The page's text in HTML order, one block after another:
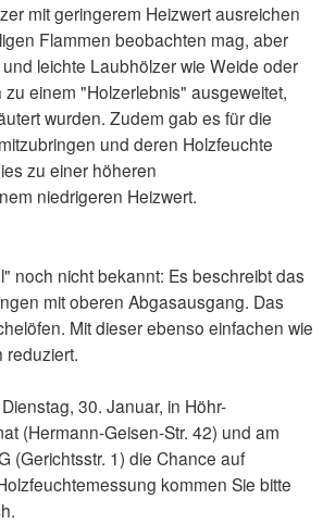
mit geringerem Heizwert ausreichen
Flammen beobachten mag, aber
leichte Laubhölzer wie Weide oder
einem "Holzerlebnis" ausgeweitet,
wurden. Zudem gab es für die
und deren Holzfeuchte
zu einer höheren
niedrigeren Heizwert.
noch nicht bekannt: Es beschreibt das
mit oberen Abgasausgang. Das
Mit dieser ebenso einfachen wie
reduziert.
30. Januar, in Höhr-
(Hermann-Geisen-Str. 42) und am
(Gerichtsstr. 1) die Chance auf
kommen Sie bitte